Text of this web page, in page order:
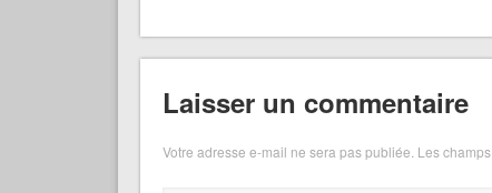
Laisser un commentaire
Votre adresse e-mail ne sera pas publiée. Les